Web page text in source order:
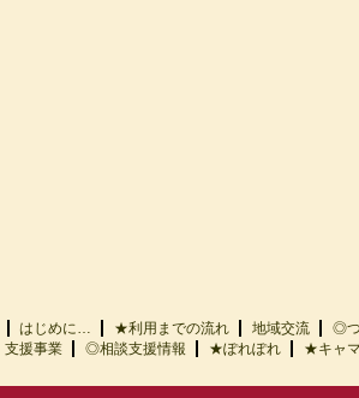
はじめに… ★利用までの流れ 地域交流 ◎つ
支援事業
◎相談支援情報 ★ぽれぽれ ★キャ